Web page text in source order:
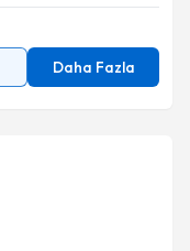
Daha Fazla